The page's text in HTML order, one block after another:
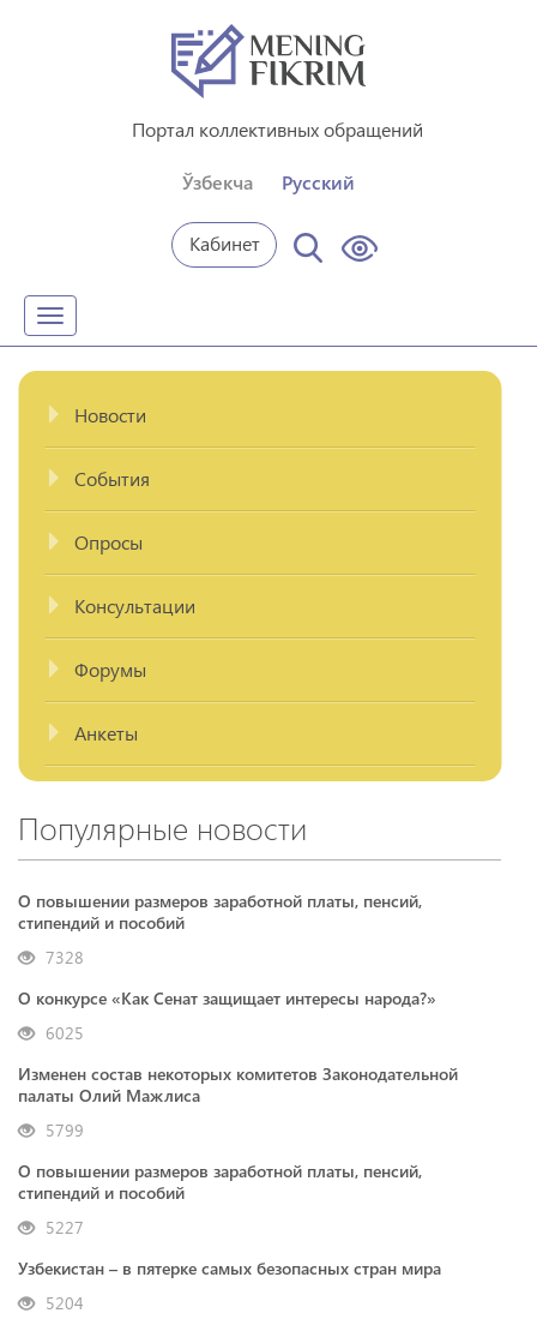
Портал коллективных обращений
Ўзбекча Русский
Кабинет
Toggle
navigation
Новости
События
Опросы
Консультации
Форумы
Анкеты
Популярные новости
О повышении размеров заработной платы, пенсий,
стипендий и пособий
7328
О конкурсе «Как Сенат защищает интересы народа?»
6025
Изменен состав некоторых комитетов Законодательной
палаты Олий Мажлиса
5799
О повышении размеров заработной платы, пенсий,
стипендий и пособий
5227
Узбекистан – в пятерке самых безопасных стран мира
5204